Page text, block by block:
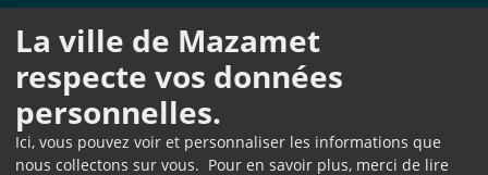
La ville de Mazamet
respecte vos données
personnelles.
Ici, vous pouvez voir et personnaliser les informations que
nous collectons sur vous. Pour en savoir plus, merci de lire